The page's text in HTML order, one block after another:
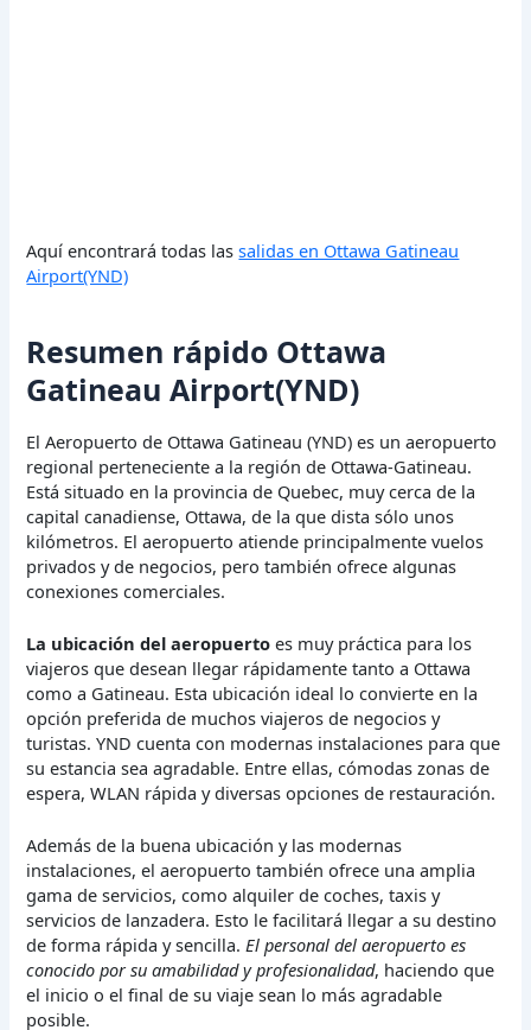
Aquí encontrará todas lassalidas en Ottawa Gatineau
Airport(YND)
Resumen rápido Ottawa
Gatineau Airport(YND)
El Aeropuerto de Ottawa Gatineau (YND) es un aeropuerto
regional perteneciente a la región de Ottawa-Gatineau.
Está situado en la provincia de Quebec, muy cerca de la
capital canadiense, Ottawa, de la que dista sólo unos
kilómetros. El aeropuerto atiende principalmente vuelos
privados y de negocios, pero también ofrece algunas
conexiones comerciales.
La ubicación del aeropuerto es muy práctica para los
viajeros que desean llegar rápidamente tanto a Ottawa
como a Gatineau. Esta ubicación ideal lo convierte en la
opción preferida de muchos viajeros de negocios y
turistas. YND cuenta con modernas instalaciones para que
su estancia sea agradable. Entre ellas, cómodas zonas de
espera, WLAN rápida y diversas opciones de restauración.
Además de la buena ubicación y las modernas
instalaciones, el aeropuerto también ofrece una amplia
gama de servicios, como alquiler de coches, taxis y
servicios de lanzadera. Esto le facilitará llegar a su destino
de forma rápida y sencilla.El personal del aeropuerto es
conocido por su amabilidad y profesionalidad, haciendo que
el inicio o el final de su viaje sean lo más agradable
posible.